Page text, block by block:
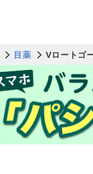
目薬 Vロートゴ